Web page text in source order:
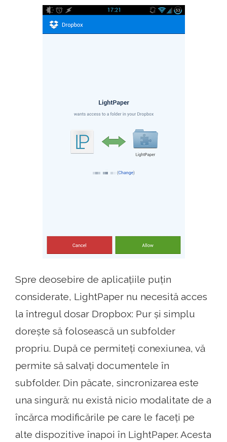
Spre deosebire de aplicațiile puțin
considerate, LightPaper nu necesită acces
la întregul dosar Dropbox: Pur și simplu
dorește să folosească un subfolder
propriu. După ce permiteți conexiunea, vă
permite să salvați documentele în
subfolder. Din păcate, sincronizarea este
una singură: nu există nicio modalitate de a
încărca modificările pe care le faceți pe
alte dispozitive înapoi în LightPaper. Acesta